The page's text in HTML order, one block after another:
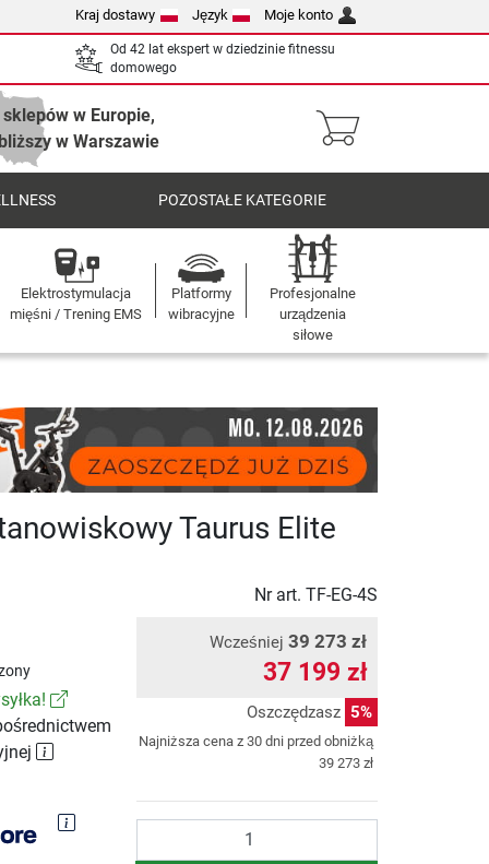
Kraj dostawy Język Moje konto
Od 42 lat ekspert w dziedzinie fitnessu
domowego
w Europie,
w Warszawie
POZOSTAŁE KATEGORIE
Elektrostymulacja
mięśni / Trening EMS
Platformy
wibracyjne
Profesjonalne
urządzenia
siłowe
Taurus Elite
Nr art. TF-EG-4S
Wcześniej 39 273 zł
37 199 zł
Oszczędzasz 5%
Najniższa cena z 30 dni przed obniżką
39 273 zł